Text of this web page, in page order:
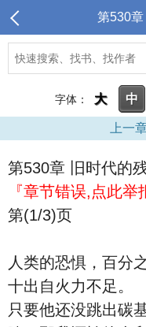
第530
字体： 大 中
上一
第530章 旧时代的
『章节错误,点此举
第(1/3)页
人类的恐惧，百分
十出自火力不足。
只要他还没跳出碳